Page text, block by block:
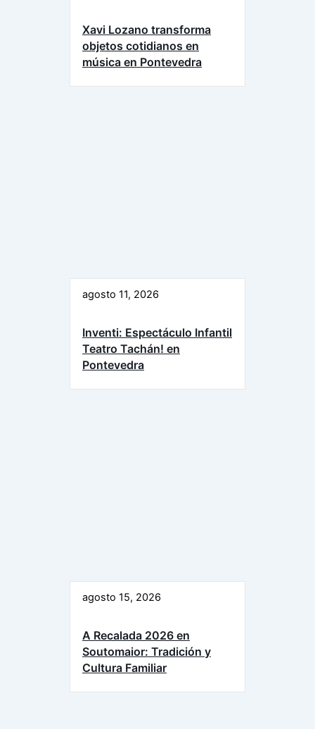
Xavi Lozano transforma
objetos cotidianos en
música en Pontevedra
agosto 11, 2026
Inventi: Espectáculo Infantil
Teatro Tachán! en
Pontevedra
agosto 15, 2026
A Recalada 2026 en
Soutomaior: Tradición y
Cultura Familiar